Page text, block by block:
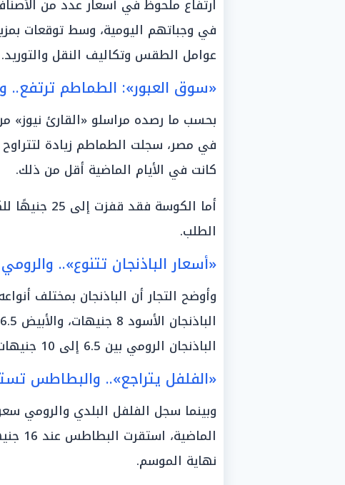
ارتفاع ملحوظ في أسعار عدد من
في وجباتهم اليومية، وسط توقعات
عوامل الطقس وتكاليف النقل والتوريد.
«سوق العبور»: الطماطم ترتفع..
بحسب ما رصده مراسلو «القارئ نيوز»
كانت في الأيام الماضية أقل من ذلك.
أما الكوسة
الطلب.
«أسعار الباذنجان تتنوع».. والرومي يصل
وأوضح التجار أن الباذنجان بمختلف
الباذنجان الرومي بين 6.5 إلى 10 جنيهات للكيلو، حسب الجودة والمنطقة.
«الفلفل يتراجع».. والبطاطس تستقر عند
نهاية الموسم.